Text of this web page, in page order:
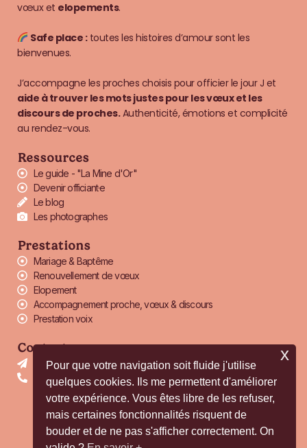
Pour que votre navigation soit fluide j'utilise
quelques cookies. Ils me permettent d'améliorer
votre expérience. Vous êtes libre de les refuser,
mais certaines fonctionnalités risquent de
bouder et de ne pas s'afficher correctement. On
x
vœux et elopements.
Safe place :toutes les histoires d’amour sont les
bienvenues.
J’accompagne les proches choisis pour officier le jour J et
aide à trouver les mots justes pour les vœux et les
discours de proches.Authenticité, émotions et complicité
au rendez-vous.
Ressources
Le guide - "La Mine d'Or"
Devenir officiant·e
Le blog
Les photographes
Prestations
Mariage & Baptême
Renouvellement de vœux
Elopement
Accompagnement proche, vœux & discours
Prestation voix
Contact
officiante@thaisceremonielaique.com
+33 6 38 44 01 16
F
a
c
I
n
s
P
i
n